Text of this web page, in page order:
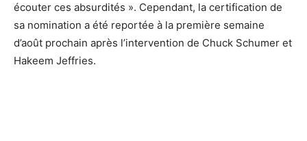
écouter ces absurdités ». Cependant, la certification de
sa nomination a été reportée à la première semaine
d’août prochain après l’intervention de Chuck Schumer et
Hakeem Jeffries.